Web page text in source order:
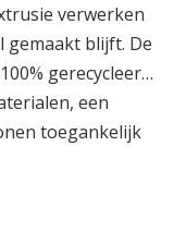
verwerken
gemaakt blijft. De
gerecycleerd
een
toegankelijk